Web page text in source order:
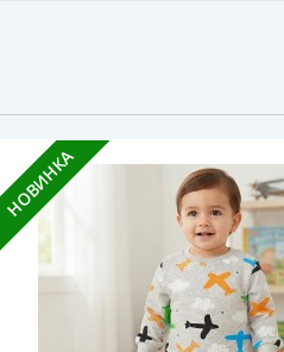
НОВИНКА